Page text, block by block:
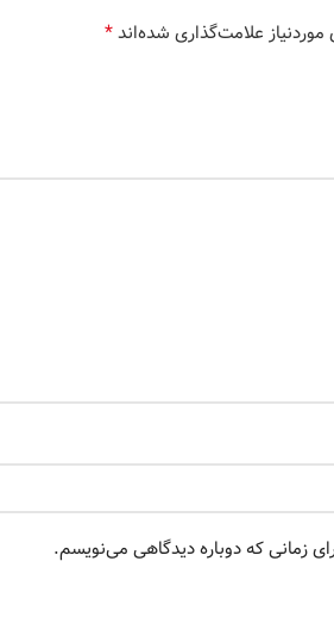
علامت‌گذاری شده‌اند*
زمانی که دوباره دیدگاهی می‌نویسم.